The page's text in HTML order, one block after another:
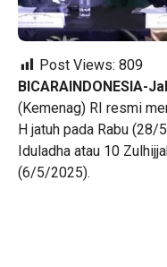
Post Views: 809
BICARAINDONESIA-
(Kemenag) RI resmi
H jatuh pada Rabu
Iduladha atau 10
(6/5/2025).